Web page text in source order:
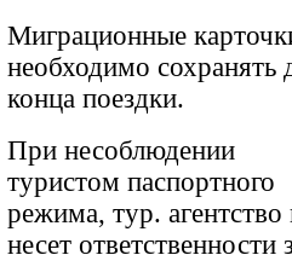
Миграционные
необходимо сохранять
конца поездки.
При несоблюдении
туристом паспортного
режима, тур. агентство
несет ответственности